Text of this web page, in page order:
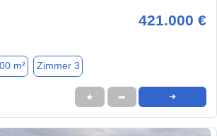
421.000 €
m² Zimmer 3
★ ➦ ➜